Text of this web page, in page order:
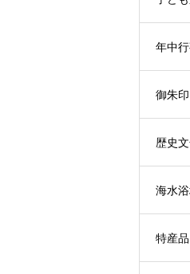
年中
御朱
歴史
海水
特産